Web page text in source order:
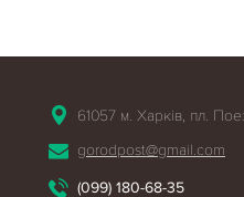
61057 м. Харків, пл.
gorodpost@gmail.com
(099) 180-68-35